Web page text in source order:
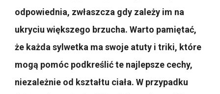
odpowiednia, zwłaszcza gdy zależy im na
ukryciu większego brzucha. Warto pamiętać,
że każda sylwetka ma swoje atuty i triki, które
mogą pomóc podkreślić te najlepsze cechy,
niezależnie od kształtu ciała. W przypadku